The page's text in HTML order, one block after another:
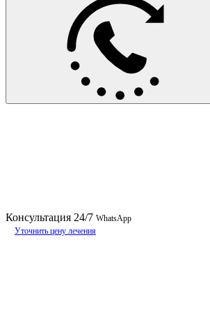
Консультация 24/7 WhatsApp
Уточнить цену лечения